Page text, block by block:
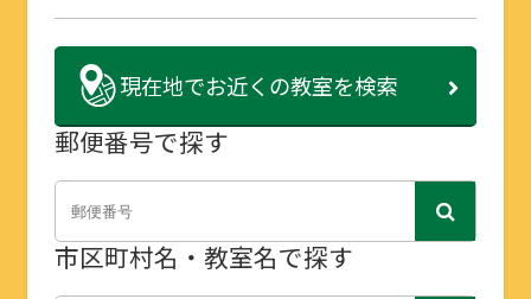
現在地でお近くの教室を検索
郵便番号で探す
市区町村名・教室名で探す